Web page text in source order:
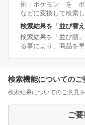
例：ポケモン を ポ
などに変換して検索し
検索結果を「並び替
検索結果を「並び順
る事により、商品を
検索機能についてのご
検索結果についてのご意見
ご